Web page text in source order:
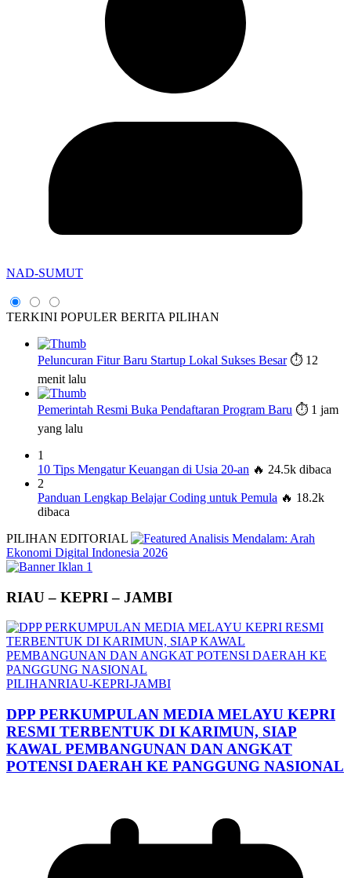
NAD-SUMUT
TERKINI POPULER BERITA PILIHAN
Peluncuran Fitur Baru Startup Lokal Sukses Besar ⏱️ 12
menit lalu
Pemerintah Resmi Buka Pendaftaran Program Baru ⏱️ 1 jam
yang lalu
1
10 Tips Mengatur Keuangan di Usia 20-an 🔥 24.5k dibaca
2
Panduan Lengkap Belajar Coding untuk Pemula 🔥 18.2k
dibaca
PILIHAN EDITORIAL
Analisis Mendalam: Arah
Ekonomi Digital Indonesia 2026
RIAU – KEPRI – JAMBI
PILIHANRIAU-KEPRI-JAMBI
DPP PERKUMPULAN MEDIA MELAYU KEPRI
RESMI TERBENTUK DI KARIMUN, SIAP
KAWAL PEMBANGUNAN DAN ANGKAT
POTENSI DAERAH KE PANGGUNG NASIONAL